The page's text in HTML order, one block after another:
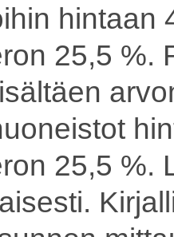
hintaan
25,5 %.
25,5 %.